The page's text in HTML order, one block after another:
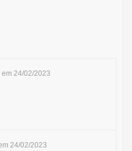
em 24/02/2023
24/02/2023